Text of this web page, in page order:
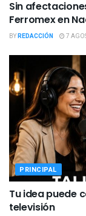
Sin
Ferromex en
BYREDACCIÓN 7
PRINCIPAL
Tu idea puede
televisión